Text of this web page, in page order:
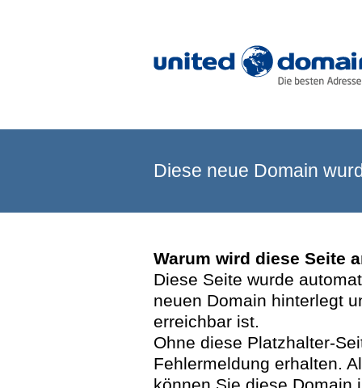
Diese neue Domain
Warum wird diese Seite
Diese Seite wurde
neuen Domain hinterlegt
erreichbar ist.
Ohne diese Platzhalter-
Fehlermeldung erhalten.